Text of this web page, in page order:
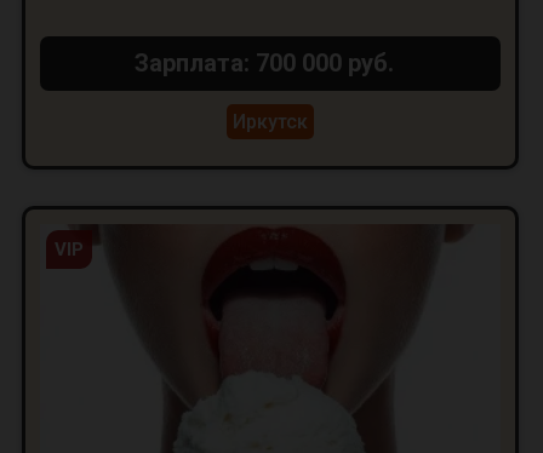
Зарплата: 700 000 руб.
Иркутск
VIP